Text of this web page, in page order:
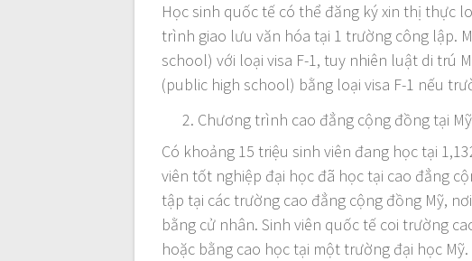
Học sinh quốc tế có thể đăng ký xin thị thực
trình giao lưu văn hóa tại 1 trường công lập.
school) với loại visa F-1, tuy nhiên luật di trú
(public high school) bằng loại visa F-1 nếu
Chương trình cao đẳng cộng đồng tại Mỹ
Có khoảng 15 triệu sinh viên đang học tại
viên tốt nghiệp đại học đã học tại cao đẳng
tập tại các trường cao đẳng cộng đồng Mỹ,
bằng cử nhân. Sinh viên quốc tế coi trường
hoặc bằng cao học tại một trường đại học Mỹ.